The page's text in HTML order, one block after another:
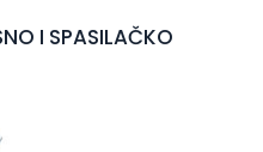
I SPASILAČKO